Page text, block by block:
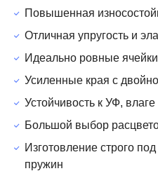
Повышенная
Отличная упругость и
Идеально ровные
Усиленные края с
Устойчивость к УФ,
Большой выбор
Изготовление строго
пружин